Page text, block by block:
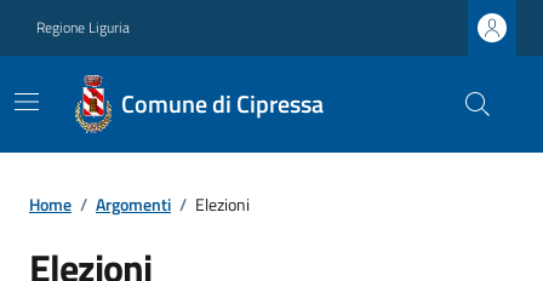
Regione Liguria
Comune di Cipressa
Home / Argomenti / Elezioni
Elezioni